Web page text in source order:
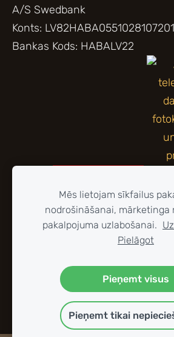
A/S Swedbank
Konts: LV82HABA0551028107201
Bankas Kods: HABALV22
Mēs lietojam sīkfailus
nodrošināšanai, mārketinga
pakalpojuma uzlabošanai.
Pielāgot
Pieņemt visus
Pieņemt tikai